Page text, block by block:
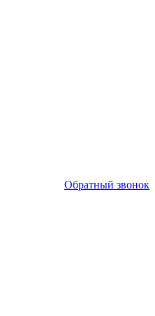
Обратный звонок